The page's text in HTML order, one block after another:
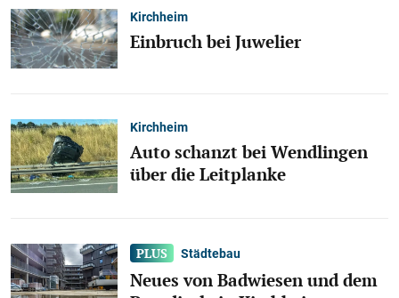
Kirchheim
Einbruch bei Juwelier
Kirchheim
Auto schanzt bei Wendlingen
über die Leitplanke
Städtebau
Neues von Badwiesen und dem